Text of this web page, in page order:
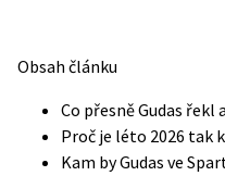
Obsah článku
Co přesně Gudas řekl
Proč je léto 2026 tak
Kam by Gudas ve